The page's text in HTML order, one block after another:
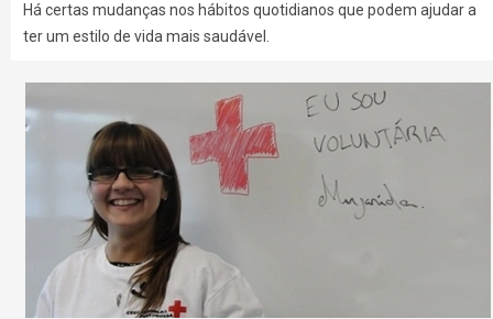
Há certas mudanças nos hábitos quotidianos que podem ajudar a
ter um estilo de vida mais saudável.